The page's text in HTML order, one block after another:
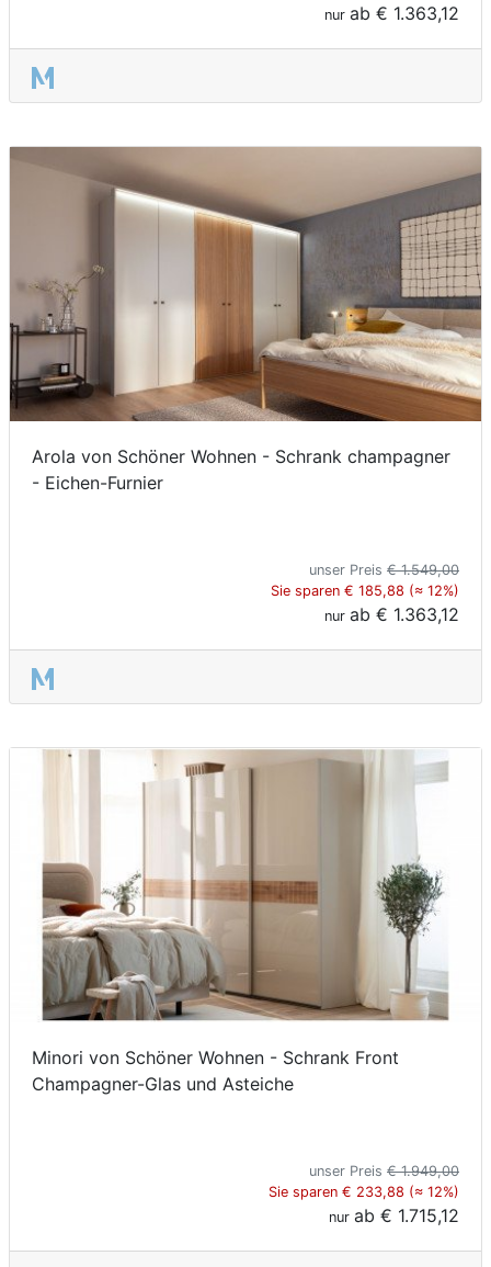
nur ab € 1.363,12
Arola von Schöner Wohnen - Schrank champagner
- Eichen-Furnier
unser Preis € 1.549,00
Sie sparen € 185,88 (≈ 12%)
nur ab € 1.363,12
Minori von Schöner Wohnen - Schrank Front
Champagner-Glas und Asteiche
unser Preis € 1.949,00
Sie sparen € 233,88 (≈ 12%)
nur ab € 1.715,12